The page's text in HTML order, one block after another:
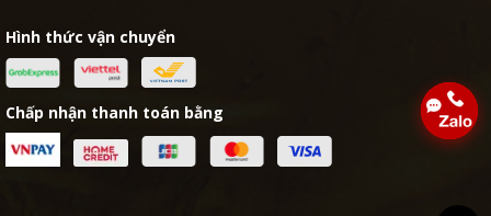
Hình thức vận chuyển
Chấp nhận thanh toán bằng